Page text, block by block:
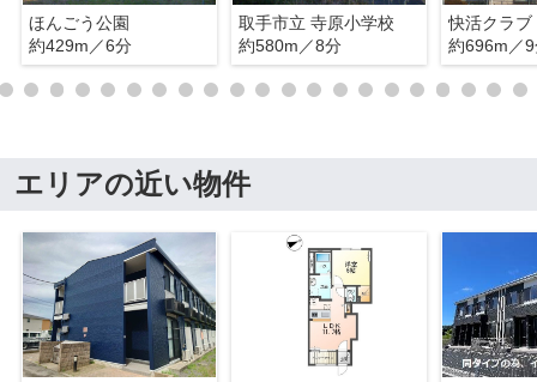
ほんごう公園
約429m／6分
取手市立 寺原小学校
約580m／8分
快活クラ
約696m／
エリアの近い物件